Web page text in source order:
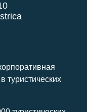
туристических